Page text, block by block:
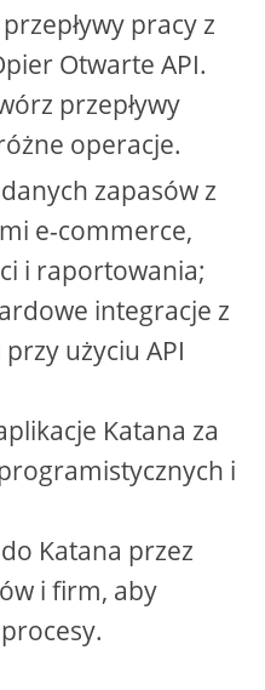
pracy z
Otwarte API.
przepływy
operacje.
zapasów z
e-commerce,
i raportowania;
integracje z
użyciu API
Katana za
i
Katana przez
i firm, aby